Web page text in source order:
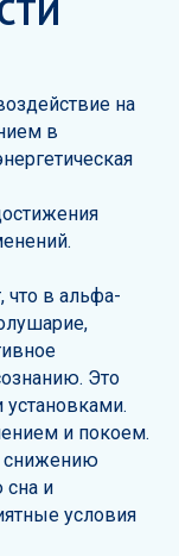
на
в
что в альфа-
Это
установками.
и покоем.
снижению
сна и
условия